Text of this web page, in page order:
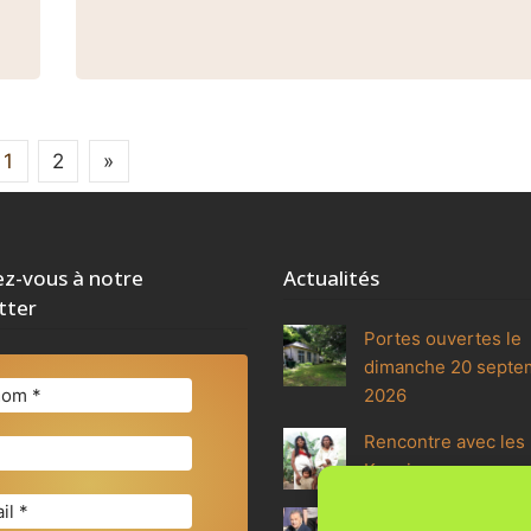
1 2 »
vous à notre
Actualités
Portes ouvertes le
dimanche 20
2026
Rencontre avec les
Koguis